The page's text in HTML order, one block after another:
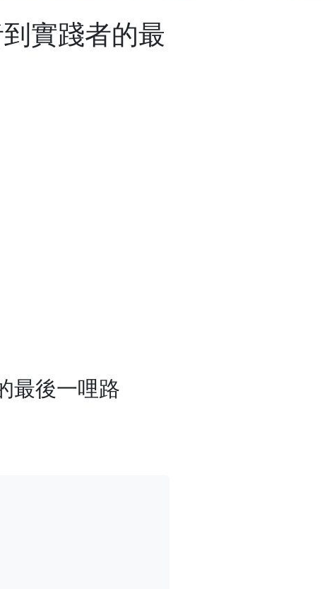
實踐者的最
最後一哩路